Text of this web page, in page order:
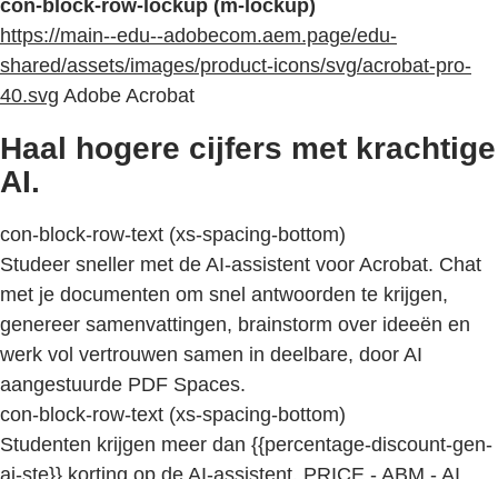
con-block-row-lockup (m-lockup)
https://main--edu--adobecom.aem.page/edu-
shared/assets/images/product-icons/svg/acrobat-pro-
40.svg Adobe Acrobat
Haal hogere cijfers met krachtige
AI.
con-block-row-text (xs-spacing-bottom)
Studeer sneller met de AI-assistent voor Acrobat. Chat
met je documenten om snel antwoorden te krijgen,
genereer samenvattingen, brainstorm over ideeën en
werk vol vertrouwen samen in deelbare, door AI
aangestuurde PDF Spaces.
con-block-row-text (xs-spacing-bottom)
Studenten krijgen meer dan {{percentage-discount-gen-
ai-ste}} korting op de AI-assistent. PRICE - ABM - AI